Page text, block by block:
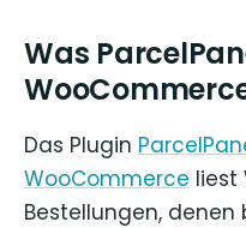
Was
Das Plugin
WooCommerce liest
Bestellungen, denen